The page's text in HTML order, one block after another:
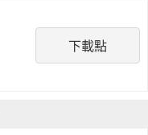
下載點